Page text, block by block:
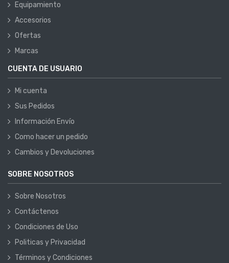
Equipamiento
Accesorios
Ofertas
Marcas
CUENTA DE USUARIO
Mi cuenta
Sus Pedidos
Información Envío
Como hacer un pedido
Cambios y Devoluciones
SOBRE NOSOTROS
Sobre Nosotros
Contáctenos
Condiciones de Uso
Politicas y Privacidad
Términos y Condiciones